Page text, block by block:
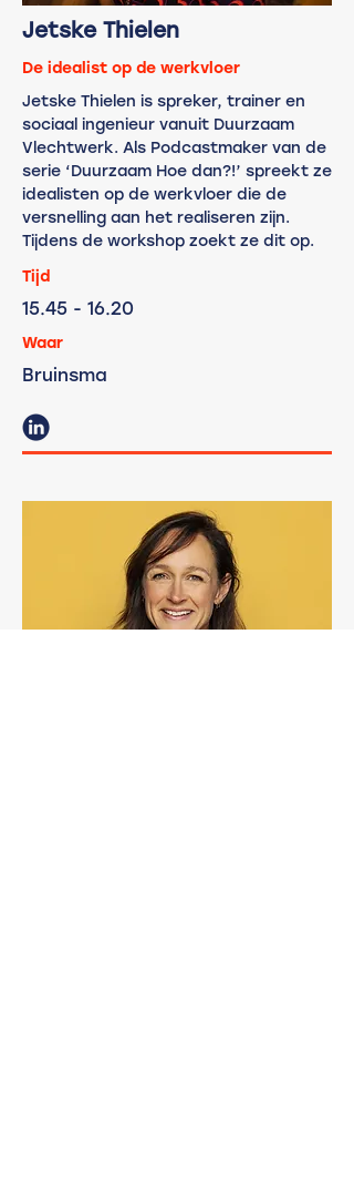
Jetske Thielen
De idealist op de werkvloer
Jetske Thielen is spreker, trainer en
sociaal ingenieur vanuit Duurzaam
Vlechtwerk. Als Podcastmaker van de
serie ‘Duurzaam Hoe dan?!’ spreekt ze
idealisten op de werkvloer die de
versnelling aan het realiseren zijn.
Tijdens de workshop zoekt ze dit op.
Tijd
15.45 - 16.20
Waar
Bruinsma